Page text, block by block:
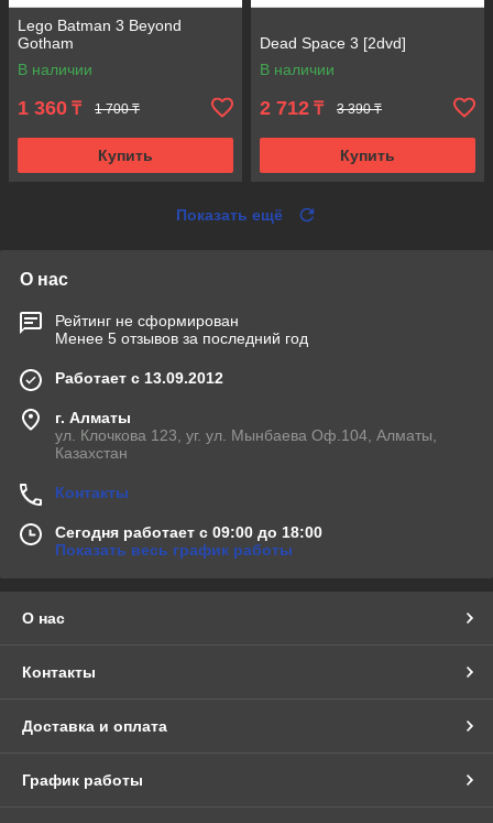
Lego Batman 3 Beyond
Gotham
В наличии
1 360 ₸ 1 700 ₸
Купить
Dead Space 3 [2dvd]
В наличии
2 712 ₸ 3 390 ₸
Купить
Показать ещё
О нас
Рейтинг не сформирован
Менее 5 отзывов за последний год
Работает с 13.09.2012
г. Алматы
ул. Клочкова 123, уг. ул. Мынбаева Оф.104, Алматы,
Казахстан
Контакты
Сегодня работает с 09:00 до 18:00
Показать весь график работы
О нас
Контакты
Доставка и оплата
График работы